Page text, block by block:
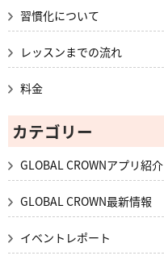
習慣化について
レッスンまでの流れ
料金
カテゴリー
GLOBAL CROWNアプリ紹介
GLOBAL CROWN最新情報
イベントレポート